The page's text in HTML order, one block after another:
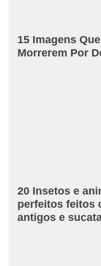
15 Imagens
Morrerem Por
20 Insetos e
perfeitos feitos
antigos e